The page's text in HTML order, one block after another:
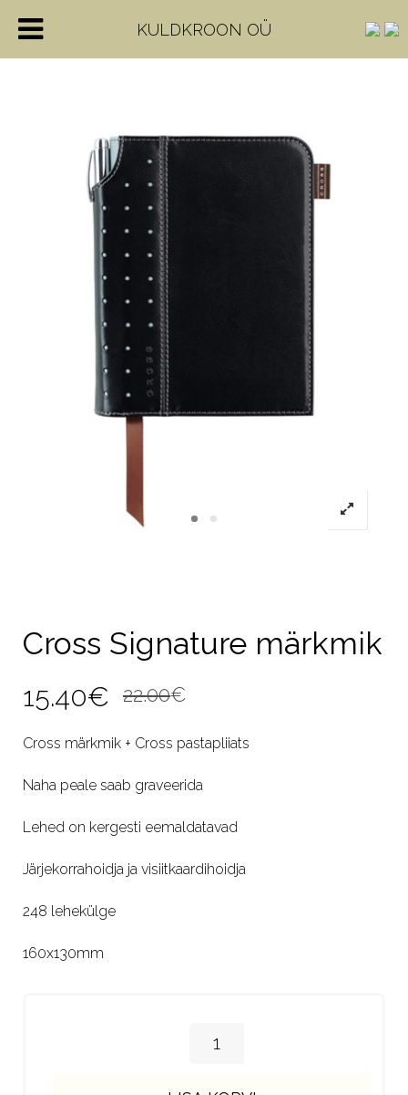
Cross Signature märkmik
22.00€
hind
22.00€.
15.40€
price
15.40€.
Cross märkmik + Cross pastapliiats
Naha peale saab graveerida
Lehed on kergesti eemaldatavad
Järjekorrahoidja ja visiitkaardihoidja
248 lehekülge
160x130mm
KULDKROON OÜ